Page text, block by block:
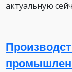
актуальную